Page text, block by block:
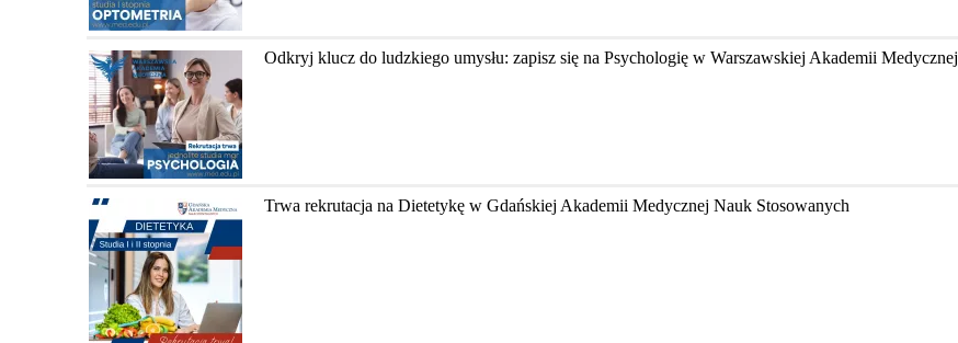
Odkryj klucz do ludzkiego umysłu: zapisz się na Psychologię w Warszawskiej Akademii Medycznej
Trwa rekrutacja na Dietetykę w Gdańskiej Akademii Medycznej Nauk Stosowanych